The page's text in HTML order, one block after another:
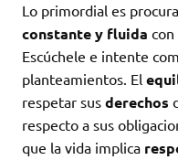
Lo primordial es
constante y fluida con
Escúchele e intente
planteamientos. El
respetar sus derechos
respecto a sus
que la vida implica